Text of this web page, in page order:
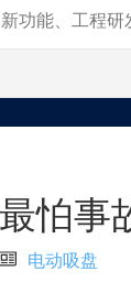
功能、工程研
怕事
电动吸盘